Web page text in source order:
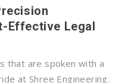
Effective Legal
that are spoken with a
at Shree Engineering.